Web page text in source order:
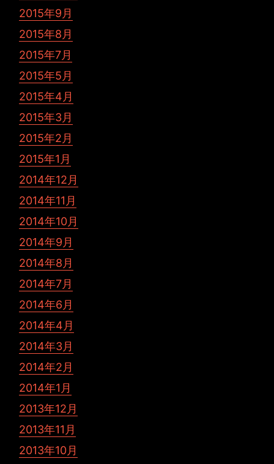
2015年9月
2015年8月
2015年7月
2015年5月
2015年4月
2015年3月
2015年2月
2015年1月
2014年12月
2014年11月
2014年10月
2014年9月
2014年8月
2014年7月
2014年6月
2014年4月
2014年3月
2014年2月
2014年1月
2013年12月
2013年11月
2013年10月